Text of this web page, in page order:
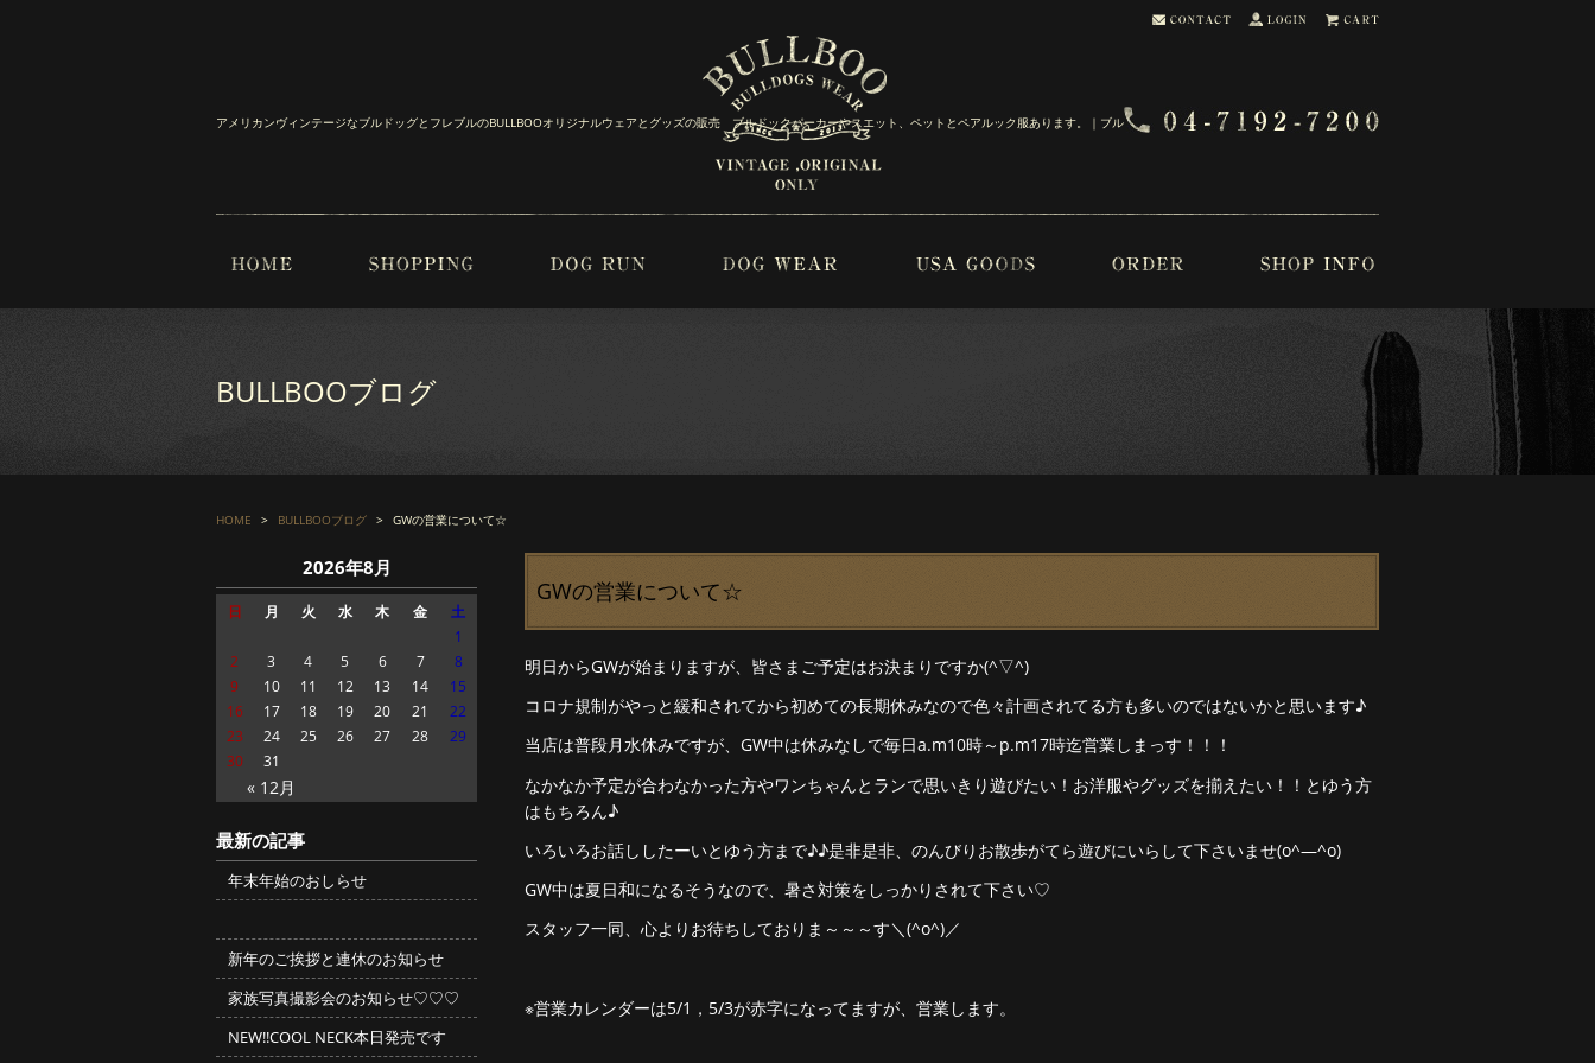
アメリカンヴィンテージなブルドッグとフレブルのBULLBOOオリジナルウェアとグッズの販売 ブルドックパーカーやスエット、ペットとペアルック服あります。｜ブル・ブー
BULLBOOブログ
HOME BULLBOOブログ GWの営業について☆
GWの営業について☆
明日からGWが始まりますが、皆さまご予定はお決まりですか(^▽^)
コロナ規制がやっと緩和されてから初めての長期休みなので色々計画されてる方も多いのではないかと思います♪
当店は普段月水休みですが、GW中は休みなしで毎日a.m10時～p.m17時迄営業しまっす！！！
なかなか予定が合わなかった方やワンちゃんとランで思いきり遊びたい！お洋服やグッズを揃えたい！！とゆう方
はもちろん♪
いろいろお話ししたーいとゆう方まで♪♪是非是非、のんびりお散歩がてら遊びにいらして下さいませ(o^―^o)
GW中は夏日和になるそうなので、暑さ対策をしっかりされて下さい♡
スタッフ一同、心よりお待ちしておりま～～～す＼(^o^)／
※営業カレンダーは5/1，5/3が赤字になってますが、営業します。
2026年8月
日 月 火 水 木 金 土
« 12月
1
2
3 4 5 6 7
8
9
10 11 12 13 14
15
16
17 18 19 20 21
22
23
24 25 26 27 28
29
30
31
最新の記事
年末年始のおしらせ
新年のご挨拶と連休のお知らせ
家族写真撮影会のお知らせ♡♡♡
NEW!!COOL NECK本日発売です